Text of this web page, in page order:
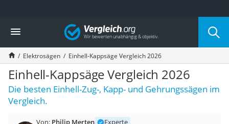
Die beliebtesten Vergleiche nach Kategorie
Baumarkt
Tresor feuerfest
Makita-Akku-Rasenmäher
Kappsäge
Smartes Türschloss
Akku-Rasentrimmer
Feuchtigkeitsmessgerät
Split-Klimaanlage 2 Innengeräte
Vergleich
Elektrosägen Einhell-Kappsäge Vergleich 2026
Einhell-Kappsäge Vergleich 2026
Die besten Einhell-Zug-, Kapp- und Gehrungssägen im
Vergleich.
Von: Philip Merten
Experte